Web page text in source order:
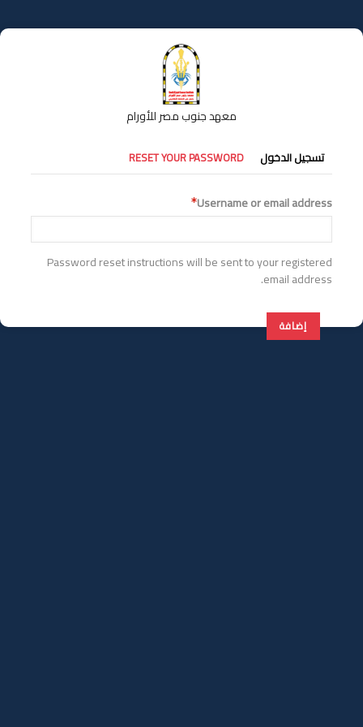
إلى
المحتوى
معهد جنوب مصر للأورام
التبويبات
الأساسية
تسجيل الدخول RESET YOUR PASSWORD
Username or email address
Password reset instructions will be sent to your registered
email address.